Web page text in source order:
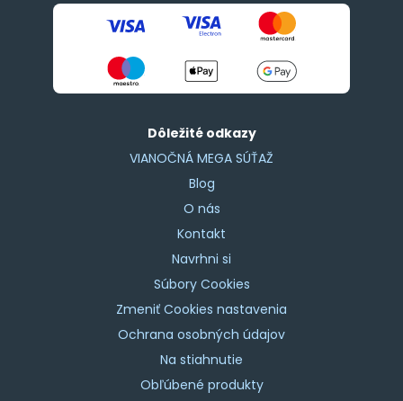
Dôležité odkazy
VIANOČNÁ MEGA SÚŤAŽ
Blog
O nás
Kontakt
Navrhni si
Súbory Cookies
Zmeniť Cookies nastavenia
Ochrana osobných údajov
Na stiahnutie
Obľúbené produkty